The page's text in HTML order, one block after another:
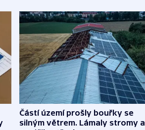
Částí území prošly bouřky se
silným větrem. Lámaly stromy a